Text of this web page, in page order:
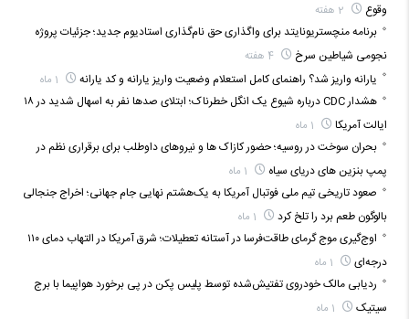
وقوع
برنامه منچستریونایتد برای واگذاری حق نام‌گذاری استادیوم جدید؛ جزئیات پروژه
نجومی شیاطین سرخ
یارانه واریز شد؟ راهنمای کامل استعلام وضعیت واریز یارانه و کد یارانه
هشدار CDC درباره شیوع یک انگل خطرناک؛ ابتلای صدها نفر به اسهال شدید در ۱۸
ایالت آمریکا
بحران سوخت در روسیه؛ حضور کازاک‌ ها و نیروهای داوطلب برای برقراری نظم در
پمپ بنزین‌ های دریای سیاه
صعود تاریخی تیم ملی فوتبال آمریکا به یک‌هشتم نهایی جام جهانی؛ اخراج جنجالی
بالوگون طعم برد را تلخ کرد
اوج‌گیری موج گرمای طاقت‌فرسا در آستانه تعطیلات؛ شرق آمریکا در التهاب دمای ۱۱۰
درجه‌ای
ردیابی مالک خودروی تفتیش‌شده توسط پلیس پکن در پی برخورد هواپیما با برج
سیتیک